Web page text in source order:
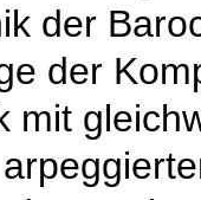
der
der
mit